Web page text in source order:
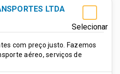
Selecionar
LTDA
com preço justo. Fazemos
aéreo, serviços de